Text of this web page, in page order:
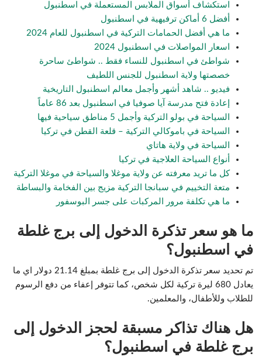
استكشاف أسواق الملابس المستعملة في اسطنبول
أفضل 6 أماكن ترفيهية في اسطنبول
ما هي أفضل الحمامات التركية في اسطنبول للعام 2024
اسعار المواصلات في اسطنبول 2024
شواطئ في اسطنبول للنساء فقط .. شواطئ ساحرة
خصصتها ولاية اسطنبول للجنس اللطيف
فيديو .. شاهد أشهر وأجمل معالم اسطنبول التاريخية
إعادة فتح مدرسة آيا صوفيا في اسطنبول بعد 86 عاماً
السياحة في بولو التركية وأجمل 5 مناطق سياحية فيها
السياحة في باموكالي التركية – قلعة القطن في تركيا
السياحة في ولاية هاتاي
أنواع السياحة العلاجية في تركيا
كل ما تريد معرفته عن ولاية موغلا والسياحة في موغلا التركية
متعة التخييم في سبانجا التركية مزيج بين الفخامة والبساطة
ما هي تكلفة مرور المركبات على جسر البوسفور
ما هو سعر تذكرة الدخول إلى برج غلطة
في اسطنبول؟
تم تحديد سعر تذكرة الدخول إلى برج غلطة بمبلغ 21.14 دولار اي ما
يعادل 680 ليرة تركية لكل شخص، كما تتوفر إعفاء من دفع الرسوم
للطلاب وللأطفال، والمعلمين.
هل هناك تذاكر مسبقة لحجز الدخول إلى
برج غلطة في اسطنبول؟